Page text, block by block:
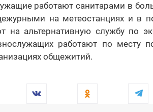
работают санитарами в
на метеостанциях и в
на альтернативную службу по
работают по месту
общежитий.